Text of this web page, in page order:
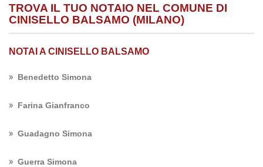
TROVA IL TUO NOTAIO NEL COMUNE DI
CINISELLO BALSAMO (MILANO)
NOTAI A CINISELLO BALSAMO
Benedetto Simona
Farina Gianfranco
Guadagno Simona
Guerra Simona